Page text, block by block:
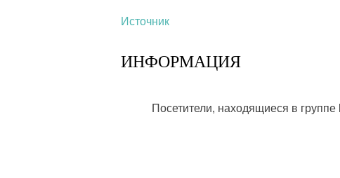
Источник
ИНФОРМАЦИЯ
Посетители, находящиеся в группе